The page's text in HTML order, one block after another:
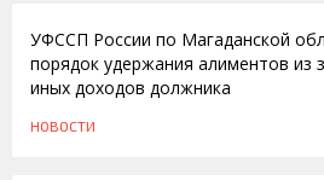
УФССП России по Магаданской
порядок удержания алиментов из
иных доходов должника
НОВОСТИ